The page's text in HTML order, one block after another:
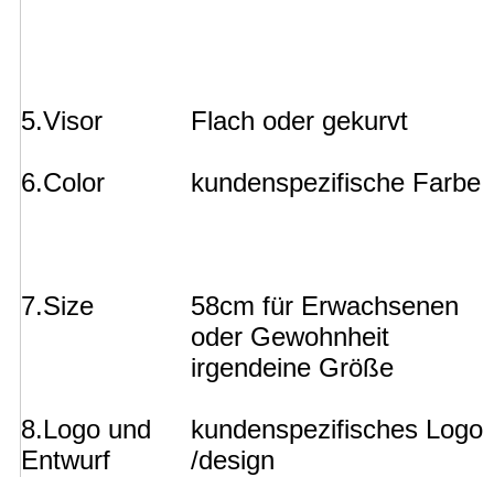
5.Visor Flach oder gekurvt
6.Color kundenspezifische Farbe
7.Size
58cm für Erwachsenen
oder Gewohnheit
irgendeine Größe
8.Logo und
Entwurf
kundenspezifisches Logo
/design